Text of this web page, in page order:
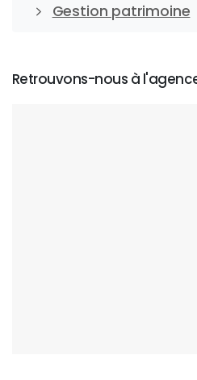
Gestion patrimoine
Retrouvons-nous à